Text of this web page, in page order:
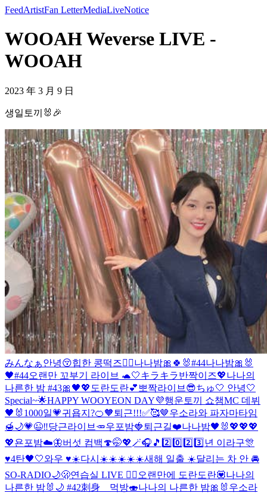
FeedArtistFan LetterMediaLiveNotice
WOOAH Weverse LIVE -
WOOAH
2023 年 3 月 9 日
생일토끼🐰🎉
みんなぁ안녕😚힙한 콩떡즈✌🏻나나밤🎀🍀🐰#44나나밤🎀🐰
🖤#44오랜만 꼬부기 라이브 🐢🤍キラキラ반짝이즈💖나나의
나른한 밤 #43🎀🖤💖 도란도란💕 뽀짝라이브😎ちゅ🤍 안녕🤍
Special~🌟HAPPY WOOYEON DAY💜행운토끼 쇼챔MC 데뷔
🖤🐰 1000일💗귀욥지?🍊🧡퇴근!!!✅🥰🤎우소라와 파자마타임
🍯🌙💗😉‼️당근라이브🥕우포밤🍓퇴근길❤️나나밤🖤🐰 💖💖💖
💖욘포밤☁️🦋버섯 컴백🍄🤭💖🪄🎧🎵 2️⃣0️⃣2️⃣3️⃣년 이라구🎊
♥️4탄🖤🤍와우 ♥️☀️다시☀️☀️☀️☀️☀️새해 일출 ☀️달리는 차 안 🚘
SO-RADIO🌙🫢연습실 LIVE ❤️‍🔥 오랜만에 도란도란💟나나의
나른한 밤🐰🌙 #42刺身 먹방🍣나나의 나른한 밤🎀🐰 우소라